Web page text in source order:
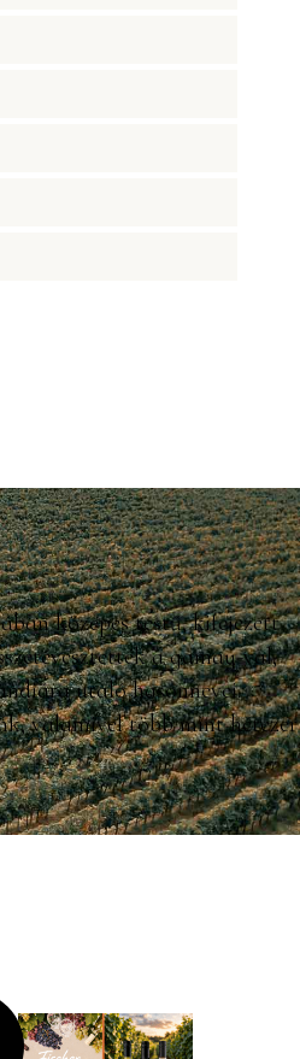
közepes testű, kifejezett
a gamay-val,
utaló hasonnevei.
valamivel több mint hétezer